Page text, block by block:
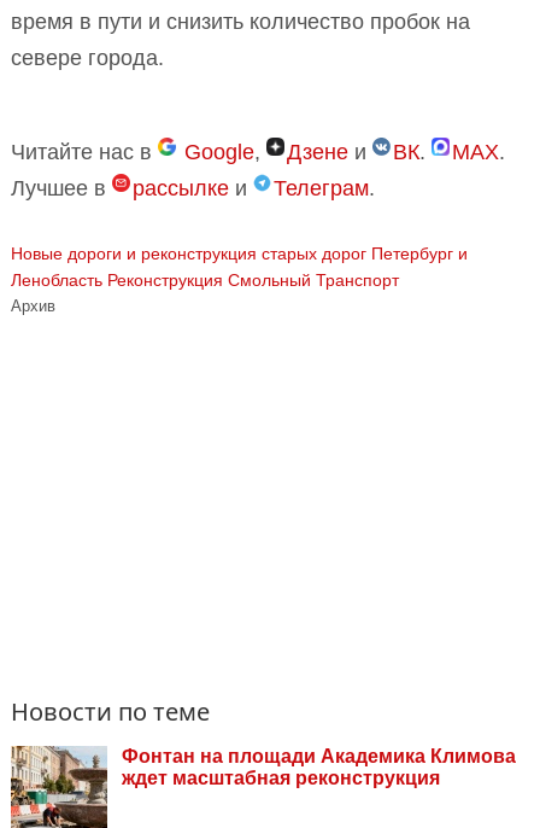
время в пути и снизить количество пробок на
севере города.
Читайте нас в Google, Дзене и ВК. MAX.
Лучшее в
рассылке и Телеграм.
Новые дороги и реконструкция старых дорог Петербург и
Ленобласть Реконструкция Смольный Транспорт
Архив
Новости по теме
Фонтан на площади Академика Климова
ждет масштабная реконструкция